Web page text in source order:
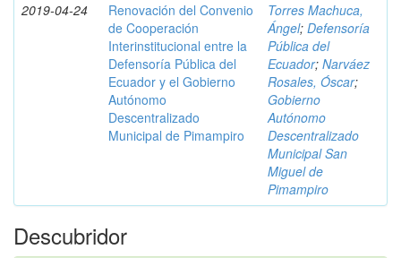
2019-04-24
Renovación del Convenio
de Cooperación
Interinstitucional entre la
Defensoría Pública del
Ecuador y el Gobierno
Autónomo
Descentralizado
Municipal de Pimampiro
Torres Machuca,
Ángel; Defensoría
Pública del
Ecuador; Narváez
Rosales, Óscar;
Gobierno
Autónomo
Descentralizado
Municipal San
Miguel de
Pimampiro
Descubridor